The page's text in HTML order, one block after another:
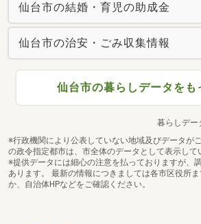
仙台市の結婚・育児の助成金
仙台市の治安・ごみ収集情報
仙台市の暮らしデータをも
暮らしデー
※行政機関により公表していない地域及びデータが
の政令指定都市は、市全体のデータとして表示して
※提供データには細心の注意を払っておりますが、
あります。 最新の情報につきましては各市区役所
か、自治体HPなどをご確認ください。